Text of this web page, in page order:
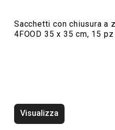
4FOOD
Sacchetti con chiusura a
4FOOD 35 x 35 cm, 15 pz
Visualizza